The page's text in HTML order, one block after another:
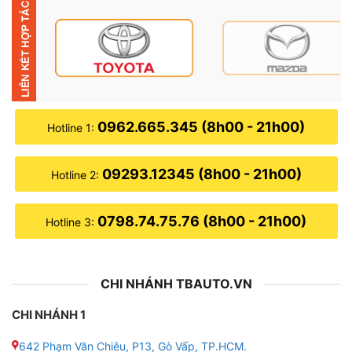
thông, đường đi và các chướng ngại vật để lái xe an
toàn hơn trong đêm.
✔ Đèn pha và đèn cos có nguồn gốc từ 2 từ có trong
tiếng Pháp là phare và code. Dịch nghĩa một cách dễ
hiểu nhất thì đèn phare là đèn chiếu ở xa và đèn cos là
đèn chiếu ở gần. Ở Việt Nam, người dân thường gọi là
đèn pha và đèn cos cho dễ nhớ và dễ đọc.
Hotline 1: 0962.665.345 (8h00 - 21h00)
Hotline 2: 09293.12345 (8h00 - 21h00)
Hotline 3: 0798.74.75.76 (8h00 - 21h00)
CHI NHÁNH TBAUTO.VN
CHI NHÁNH 1
642 Phạm Văn Chiêu, P13, Gò Vấp, TP.HCM.